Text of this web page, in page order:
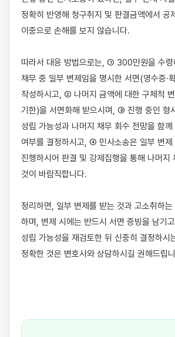
정확히 반영해 청구취지 및 판결금액에서 공
이중으로 손해를 보지 않습니다.
따라서 대응 방법으로는, ① 300만원을 수령
채무 중 일부 변제임을 명시한 서면(영수증·
작성하시고, ② 나머지 금액에 대한 구체적
기한)을 서면화해 받으시며, ③ 진행 중인 형
성립 가능성과 나머지 채무 회수 전망을 함
여부를 결정하시고, ④ 민사소송은 일부 변제
진행하시어 판결 및 강제집행을 통해 나머지
것이 바람직합니다.
정리하면, 일부 변제를 받는 것과 고소취하
하며, 변제 시에는 반드시 서면 증빙을 남기
성립 가능성을 재검토한 뒤 신중히 결정하시
정확한 것은 변호사와 상담하시길 권해드립